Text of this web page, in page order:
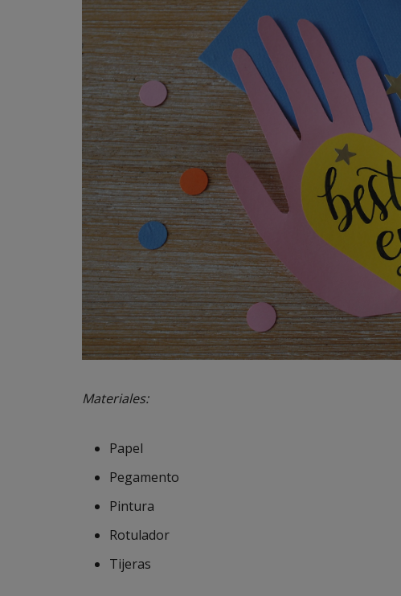
Materiales:
Papel
Pegamento
Pintura
Rotulador
Tijeras